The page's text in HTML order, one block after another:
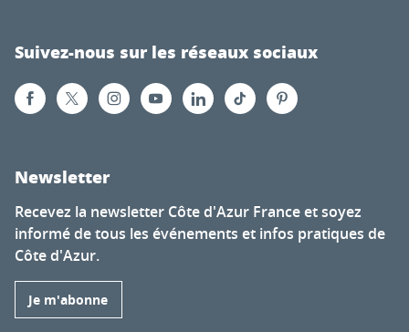
Suivez-nous sur les réseaux sociaux
Newsletter
Recevez la newsletter Côte d'Azur France et soyez
informé de tous les événements et infos pratiques de
Côte d'Azur.
Je m'abonne